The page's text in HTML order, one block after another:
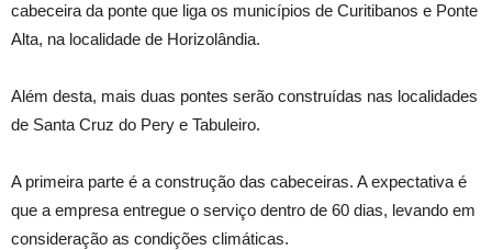
cabeceira da ponte que liga os municípios de Curitibanos e Ponte
Alta, na localidade de Horizolândia.
Além desta, mais duas pontes serão construídas nas localidades
de Santa Cruz do Pery e Tabuleiro.
A primeira parte é a construção das cabeceiras. A expectativa é
que a empresa entregue o serviço dentro de 60 dias, levando em
consideração as condições climáticas.